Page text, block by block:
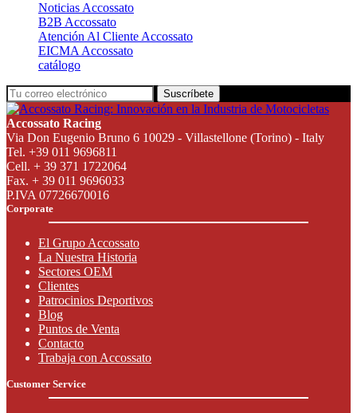
Noticias Accossato
B2B Accossato
Atención Al Cliente Accossato
EICMA Accossato
catálogo
Suscríbete
Accossato Racing
Via Don Eugenio Bruno 6 10029 - Villastellone (Torino) - Italy
Tel. +39 011 9696811
Cell. + 39 371 1722064
Fax. + 39 011 9696033
P.IVA 07726670016
Corporate
El Grupo Accossato
La Nuestra Historia
Sectores OEM
Clientes
Patrocinios Deportivos
Blog
Puntos de Venta
Contacto
Trabaja con Accossato
Customer Service